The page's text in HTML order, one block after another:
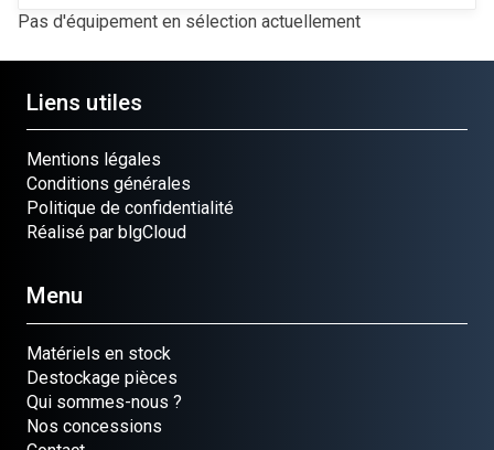
Pas d'équipement en sélection actuellement
Liens utiles
Mentions légales
Conditions générales
Politique de confidentialité
Réalisé par blgCloud
Menu
Matériels en stock
Destockage pièces
Qui sommes-nous ?
Nos concessions